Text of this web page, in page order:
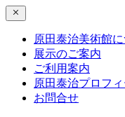
原田泰治美術館
展示のご案内
ご利用案内
原田泰治プロフ
お問合せ